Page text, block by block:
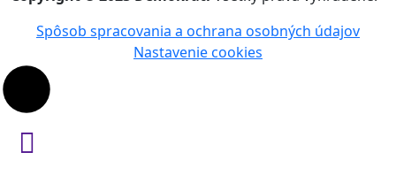
Spôsob spracovania a ochrana osobných údajov
Nastavenie cookies